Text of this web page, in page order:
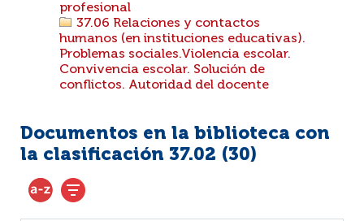
profesional
37.06 Relaciones y contactos
humanos (en instituciones educativas).
Problemas sociales.Violencia escolar.
Convivencia escolar. Solución de
conflictos. Autoridad del docente
Documentos en la biblioteca con
la clasificación 37.02 (30)